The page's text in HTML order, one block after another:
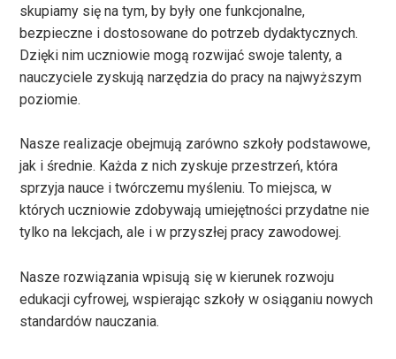
skupiamy się na tym, by były one funkcjonalne,
bezpieczne i dostosowane do potrzeb dydaktycznych.
Dzięki nim uczniowie mogą rozwijać swoje talenty, a
nauczyciele zyskują narzędzia do pracy na najwyższym
poziomie.
Nasze realizacje obejmują zarówno szkoły podstawowe,
jak i średnie. Każda z nich zyskuje przestrzeń, która
sprzyja nauce i twórczemu myśleniu. To miejsca, w
których uczniowie zdobywają umiejętności przydatne nie
tylko na lekcjach, ale i w przyszłej pracy zawodowej.
Nasze rozwiązania wpisują się w kierunek rozwoju
edukacji cyfrowej, wspierając szkoły w osiąganiu nowych
standardów nauczania.